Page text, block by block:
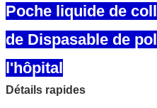
Poche liquide de
de Dispasable de
l'hôpital
Détails rapides